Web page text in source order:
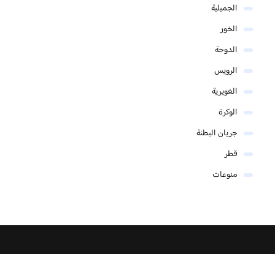
الجميلية
الخور
الدوحة
الرويس
الغويرية
الوكرة
جريان البطنة
قطر
منوعات